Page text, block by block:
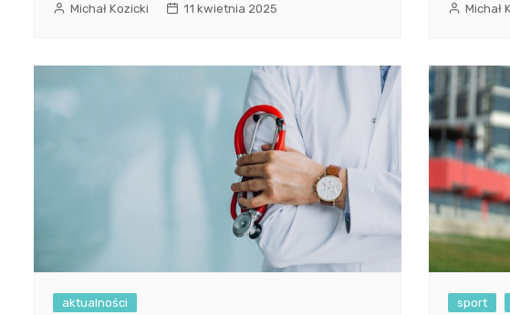
Michał Kozicki 11 kwietnia 2025 Michał
aktualności sport